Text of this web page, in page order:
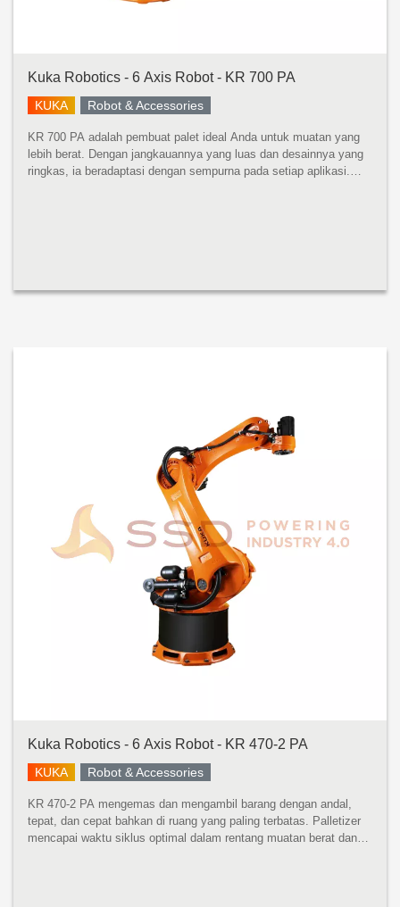
Kuka Robotics - 6 Axis Robot - KR 700 PA
KUKA Robot & Accessories
KR 700 PA adalah pembuat palet ideal Anda untuk muatan yang
lebih berat. Dengan jangkauannya yang luas dan desainnya yang
ringkas, ia beradaptasi dengan sempurna pada setiap aplikasi.
Kuka Robotics - 6 Axis Robot - KR 470-2 PA
KUKA Robot & Accessories
KR 470-2 PA mengemas dan mengambil barang dengan andal,
tepat, dan cepat bahkan di ruang yang paling terbatas. Palletizer
mencapai waktu siklus optimal dalam rentang muatan berat dan